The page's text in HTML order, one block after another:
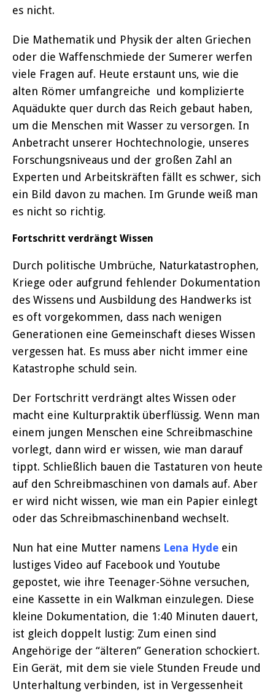
es nicht.
Die Mathematik und Physik der alten Griechen
oder die Waffenschmiede der Sumerer werfen
viele Fragen auf. Heute erstaunt uns, wie die
alten Römer umfangreiche und komplizierte
Aquädukte quer durch das Reich gebaut haben,
um die Menschen mit Wasser zu versorgen. In
Anbetracht unserer Hochtechnologie, unseres
Forschungsniveaus und der großen Zahl an
Experten und Arbeitskräften fällt es schwer, sich
ein Bild davon zu machen. Im Grunde weiß man
es nicht so richtig.
Fortschritt verdrängt Wissen
Durch politische Umbrüche, Naturkatastrophen,
Kriege oder aufgrund fehlender Dokumentation
des Wissens und Ausbildung des Handwerks ist
es oft vorgekommen, dass nach wenigen
Generationen eine Gemeinschaft dieses Wissen
vergessen hat. Es muss aber nicht immer eine
Katastrophe schuld sein.
Der Fortschritt verdrängt altes Wissen oder
macht eine Kulturpraktik überflüssig. Wenn man
einem jungen Menschen eine Schreibmaschine
vorlegt, dann wird er wissen, wie man darauf
tippt. Schließlich bauen die Tastaturen von heute
auf den Schreibmaschinen von damals auf. Aber
er wird nicht wissen, wie man ein Papier einlegt
oder das Schreibmaschinenband wechselt.
Nun hat eine Mutter namens Lena Hyde ein
lustiges Video auf Facebook und Youtube
gepostet, wie ihre Teenager-Söhne versuchen,
eine Kassette in ein Walkman einzulegen. Diese
kleine Dokumentation, die 1:40 Minuten dauert,
ist gleich doppelt lustig: Zum einen sind
Angehörige der “älteren” Generation schockiert.
Ein Gerät, mit dem sie viele Stunden Freude und
Unterhaltung verbinden, ist in Vergessenheit